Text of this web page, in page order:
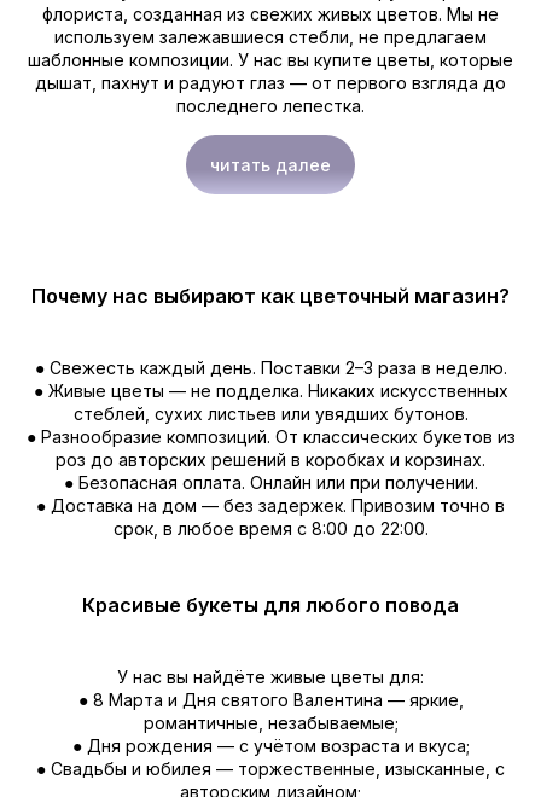
флориста, созданная из свежих живых цветов. Мы не
используем залежавшиеся стебли, не предлагаем
шаблонные композиции. У нас вы купите цветы, которые
дышат, пахнут и радуют глаз — от первого взгляда до
последнего лепестка.
читать далее
Почему нас выбирают как цветочный магазин?
● Свежесть каждый день. Поставки 2–3 раза в неделю.
● Живые цветы — не подделка. Никаких искусственных
стеблей, сухих листьев или увядших бутонов.
● Разнообразие композиций. От классических букетов из
роз до авторских решений в коробках и корзинах.
● Безопасная оплата. Онлайн или при получении.
● Доставка на дом — без задержек. Привозим точно в
срок, в любое время с 8:00 до 22:00.
Красивые букеты для любого повода
У нас вы найдёте живые цветы для:
● 8 Марта и Дня святого Валентина — яркие,
романтичные, незабываемые;
● Дня рождения — с учётом возраста и вкуса;
● Свадьбы и юбилея — торжественные, изысканные, с
авторским дизайном;